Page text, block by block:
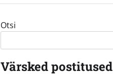
Otsi
Värsked postitused